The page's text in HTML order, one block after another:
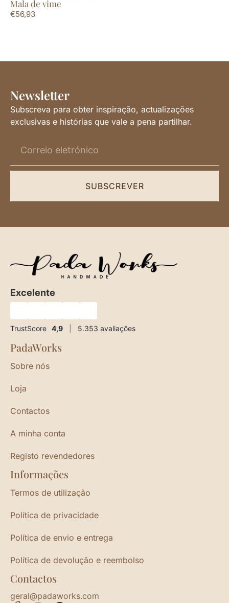
Mala de vime
€56,93
Newsletter
Subscreva para obter inspiração, actualizações
exclusivas e histórias que vale a pena partilhar.
SUBSCREVER
Excelente
TrustScore 4,9 5.353 avaliações
PadaWorks
Sobre nós
Loja
Contactos
A minha conta
Registo revendedores
Informações
Termos de utilização
Política de privacidade
Política de envio e entrega
Política de devolução e reembolso
Contactos
geral@padaworks.com